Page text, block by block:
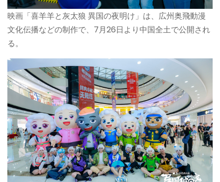
映画「喜羊羊と灰太狼 異国の夜明け」は、広州奥飛動漫
文化伝播などの制作で、7月26日より中国全土で公開され
る。